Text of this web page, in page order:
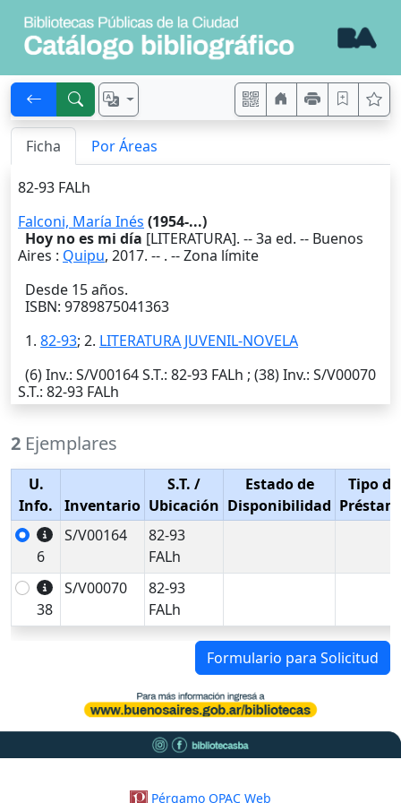
Ficha Por Áreas
82-93 FALh
Falconi, María Inés (1954-...)
Hoy no es mi día [LITERATURA]. --3a ed. -- Buenos
Aires : Quipu, 2017. -- . -- Zona límite
Desde 15 años.
ISBN: 9789875041363
1. 82-93; 2. LITERATURA JUVENIL-NOVELA
(6)Inv.: S/V00164S.T.: 82-93 FALh ; (38)Inv.: S/V00070
S.T.: 82-93 FALh
2 Ejemplares
U.
Info.
Inventario
S.T. /
Ubicación
Estado de
Disponibilidad
Tipo de
6
S/V00164
82-93
FALh
38
S/V00070
82-93
FALh
Formulario para Solicitud
Pérgamo OPAC Web